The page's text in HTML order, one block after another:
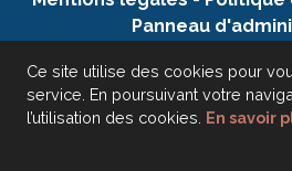
Ce site utilise des cookies pour
service. En poursuivant votre
l’utilisation des cookies. En savoir
Panneau
Création web : ariya
Stratégie